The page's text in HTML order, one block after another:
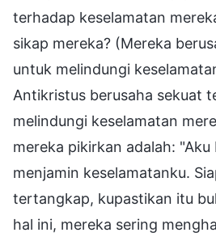
terhadap keselamatan
sikap mereka? (Mereka
untuk melindungi
Antikristus berusaha sekuat
melindungi keselamatan
mereka pikirkan adalah:
menjamin keselamatanku.
tertangkap, kupastikan itu
hal ini, mereka sering